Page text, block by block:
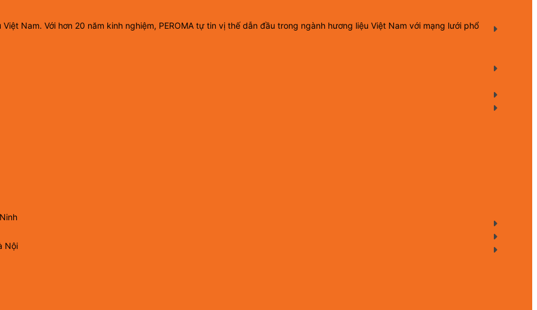
Nam. Với hơn 20 năm kinh nghiệm, PEROMA tự tin vị thế dẫn đầu trong ngành hương liệu Việt Nam với mạng lưới phổ
Nội